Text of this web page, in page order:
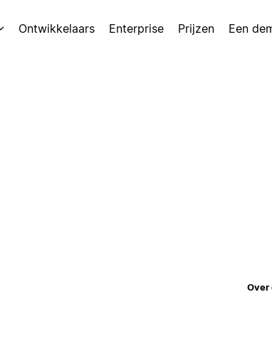
Ontwikkelaars Enterprise Prijzen Een
Over